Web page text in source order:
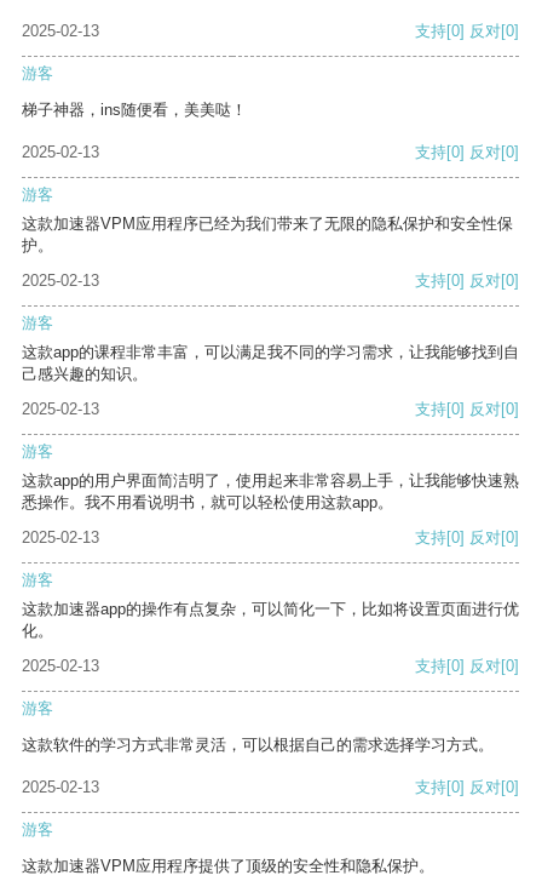
2025-02-13 支持[0] 反对[0]
游客
梯子神器，ins随便看，美美哒！
2025-02-13 支持[0] 反对[0]
游客
这款加速器VPM应用程序已经为我们带来了无限的隐私保护和安全性保
护。
2025-02-13
支持[0] 反对[0]
游客
这款app的课程非常丰富，可以满足我不同的学习需求，让我能够找到自
己感兴趣的知识。
2025-02-13
支持[0] 反对[0]
游客
这款app的用户界面简洁明了，使用起来非常容易上手，让我能够快速熟
悉操作。我不用看说明书，就可以轻松使用这款app。
2025-02-13
支持[0] 反对[0]
游客
这款加速器app的操作有点复杂，可以简化一下，比如将设置页面进行优
化。
2025-02-13
支持[0] 反对[0]
游客
这款软件的学习方式非常灵活，可以根据自己的需求选择学习方式。
2025-02-13 支持[0] 反对[0]
游客
这款加速器VPM应用程序提供了顶级的安全性和隐私保护。